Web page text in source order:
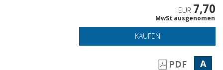
EUR 7,70
MwSt ausgenomen
KAUFEN
PDF A